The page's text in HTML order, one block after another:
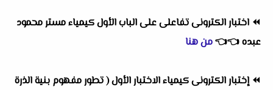
⏪ اختبار الكترونى تفاعلى على الباب الأول كيمياء مستر محمود
عبده👈
👈من هنا
⏪إختبار الكترونى كيمياء الاختبار الأول ( تطور مفهوم بنية الذرة